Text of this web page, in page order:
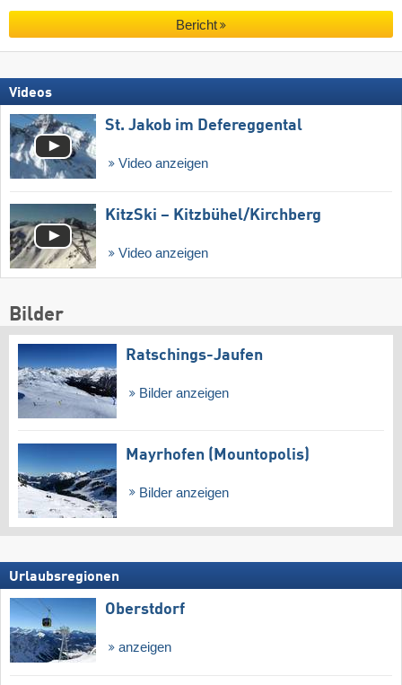
Bericht
Videos
St. Jakob im Defereggental
Video anzeigen
KitzSki – Kitzbühel/​Kirchberg
Video anzeigen
Bilder
Ratschings-Jaufen
Bilder anzeigen
Mayrhofen (Mountopolis)
Bilder anzeigen
Urlaubsregionen
Oberstdorf
anzeigen